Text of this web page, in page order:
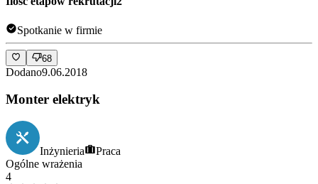
Spotkanie w firmie
68
Dodano9.06.2018
Monter elektryk
Inżynieria
Praca
Ogólne wrażenia
4